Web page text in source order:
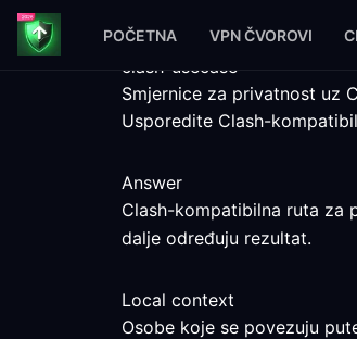
POČETNA VPN ČVOROVI
clash-usecase
Smjernice za privatnost uz
Usporedite Clash-
Answer
Clash-kompatibilna ruta za
dalje određuju rezultat.
Local context
Osobe koje se povezuju